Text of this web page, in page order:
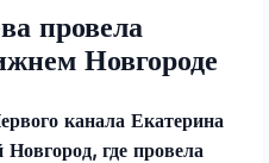
провела
Новгороде
канала Екатерина
где провела